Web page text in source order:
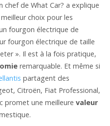
de What Car? a explique
choix pour les
fourgon électrique de
fourgon électrique de taille
». Il est à la fois pratique,
remarquable. Et même si
partagent des
Citroën, Fiat Professional,
promet une meilleure valeur